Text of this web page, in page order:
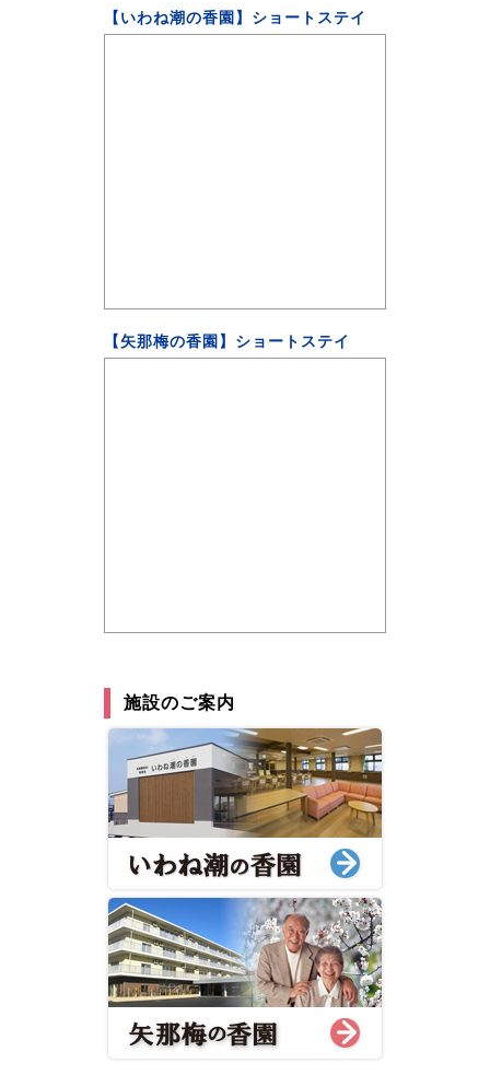
【いわね潮の香園】ショートステイ
【矢那梅の香園】ショートステイ
施設のご案内